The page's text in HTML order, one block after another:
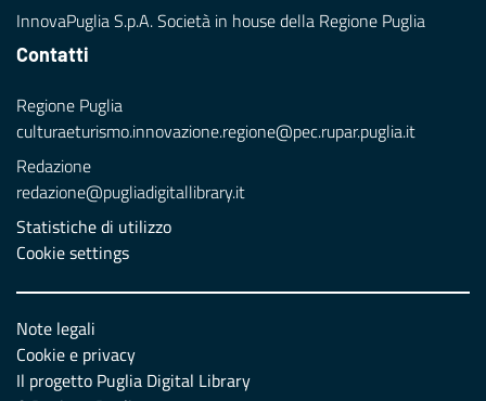
InnovaPuglia S.p.A. Società in house della Regione Puglia
Contatti
Regione Puglia
culturaeturismo.innovazione.regione@pec.rupar.puglia.it
Redazione
redazione@pugliadigitallibrary.it
Statistiche di utilizzo
Cookie settings
Note legali
Cookie e privacy
Il progetto Puglia Digital Library